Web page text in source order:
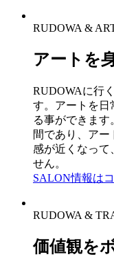
RUDOWA &
アートを
RUDOWAに行
す。アートを日
る事ができま
間であり、ア
感が近くなって
せん。
SALON情報は
RUDOWA &
価値観を